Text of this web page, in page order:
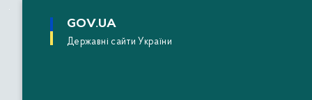
основного
GOV.UA
Державні сайти України